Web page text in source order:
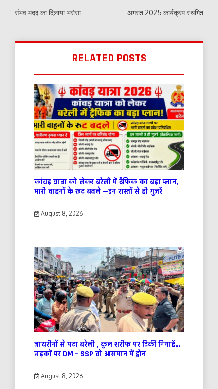
संभव मदद का दिलाया भरोसा अगस्त 2025 कार्यक्रम स्थगित
RELATED POSTS
कांवड़ यात्रा को लेकर बरेली में ट्रैफिक का बड़ा प्लान,
भारी वाहनों के रूट बदले —इन रास्तों से ही गुजरें
August 8, 2026
जायरीनों से पटा बरेली , कुल शरीफ पर टिकी निगाहें…
सड़कों पर DM – SSP तो आसमान में ड्रोन
August 8, 2026